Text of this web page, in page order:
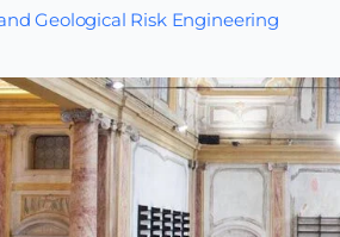
Geological Risk Engineering